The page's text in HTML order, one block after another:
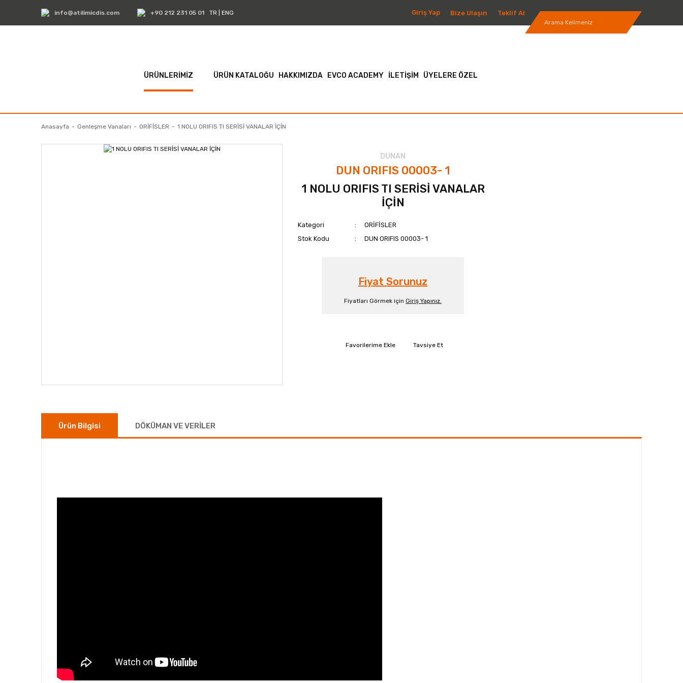
info@atilimicdis.com +90 212 231 05 01 TR ENG Giriş Yap Bize Ulaşın Teklif Al
ÜRÜNLERİMİZ ÜRÜN KATALOĞU HAKKIMIZDA EVCO ACADEMY İLETİŞİM ÜYELERE ÖZEL
Anasayfa Genleşme Vanaları ORİFİSLER 1 NOLU ORIFIS TI SERİSİ VANALAR İÇİN
DUNAN
DUN ORIFIS 00003- 1
1 NOLU ORIFIS TI SERİSİ VANALAR
İÇİN
Kategori
ORİFİSLER
Stok Kodu
DUN ORIFIS 00003- 1
Fiyat Sorunuz
Fiyatları Görmek için Giriş Yapınız.
Tavsiye Et
Ürün Bilgisi DÖKÜMAN VE VERİLER